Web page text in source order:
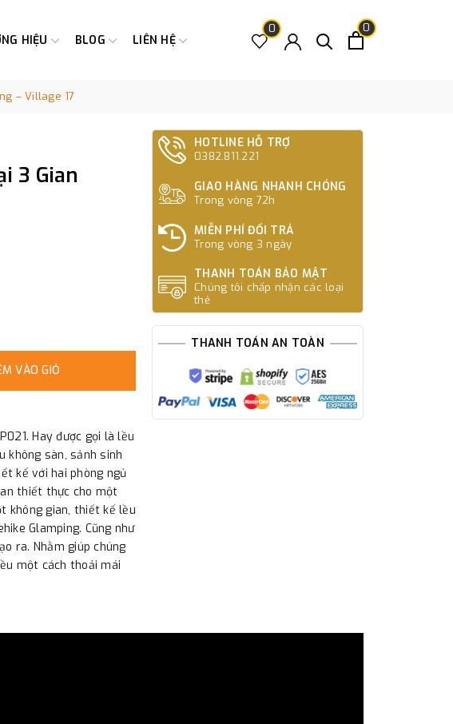
HIỆU BLOG LIÊN HỆ
0 0
– Village 17
3 Gian
VÀO GIỎ
Hay được gọi là lều
không sàn, sảnh sinh
kế với hai phòng ngủ
thiết thực cho một
không gian, thiết kế lều
Glamping. Cũng như
ra. Nhằm giúp chúng
một cách thoải mái
HOTLINE HỖ TRỢ
0382.811.221
GIAO HÀNG NHANH CHÓNG
Trong vòng 72h
MIỄN PHÍ ĐỔI TRẢ
Trong vòng 3 ngày
THANH TOÁN BẢO MẬT
Chúng tôi chấp nhận các loại
thẻ
THANH TOÁN AN TOÀN